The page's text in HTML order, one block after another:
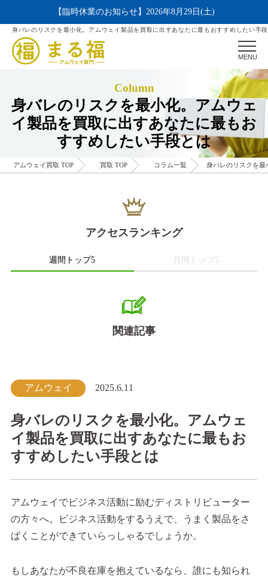
【臨時休業のお知らせ】2026年8月29日(土)
身バレのリスクを最小化。アムウェイ製品を買取に出すあなたに最もおすすめしたい手
MENU
Column
身バレのリスクを最小化。アムウェ
イ製品を買取に出すあなたに最もお
すすめしたい手段とは
アムウェイ買取 TOP 買取 TOP コラム一覧 身バレのリスクを最
アムウェイ 2025.6.11
身バレのリスクを最小化。アムウェ
イ製品を買取に出すあなたに最もお
すすめしたい手段とは
アムウェイでビジネス活動に励むディストリビューター
の方々へ。ビジネス活動をするうえで、うまく製品をさ
ばくことができていらっしゃるでしょうか。
もしあなたが不良在庫を抱えているなら、誰にも知られ
アクセスランキング
週間トップ5 月間トップ5
関連記事